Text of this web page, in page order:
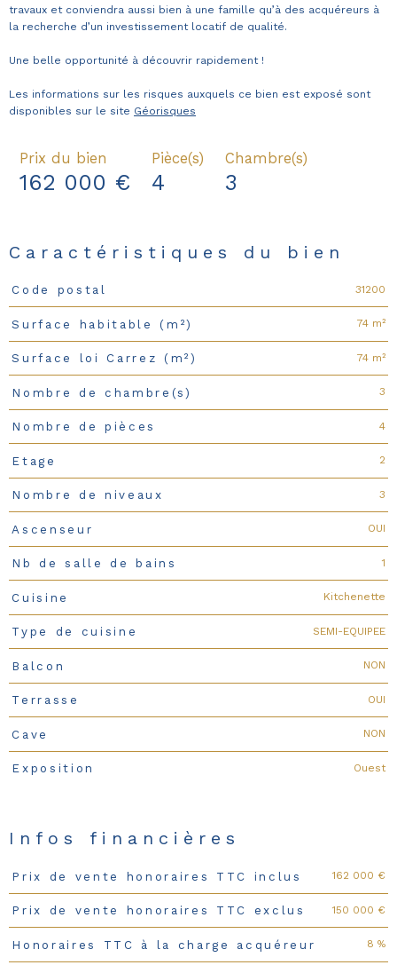
travaux et conviendra aussi bien à une famille qu’à des acquéreurs à
la recherche d’un investissement locatif de qualité.
Une belle opportunité à découvrir rapidement !
Les informations sur les risques auxquels ce bien est exposé sont
disponibles sur le site Géorisques
Prix du bien
162 000 €
Pièce(s)
4
Chambre(s)
3
Caractéristiques du bien
Caractéristiques
Code postal 31200
Surface habitable (m²) 74 m²
Surface loi Carrez (m²) 74 m²
Nombre de chambre(s) 3
Nombre de pièces 4
Etage 2
Nombre de niveaux 3
Ascenseur OUI
Nb de salle de bains 1
Cuisine Kitchenette
Type de cuisine SEMI-EQUIPEE
Balcon NON
Terrasse OUI
Cave NON
Exposition Ouest
Infos financières
Caractéristiques Valeurs
Prix de vente honoraires TTC inclus 162 000 €
Prix de vente honoraires TTC exclus 150 000 €
Honoraires TTC à la charge acquéreur 8 %